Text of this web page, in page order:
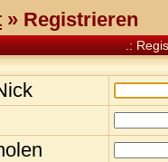
» Registrieren
.: